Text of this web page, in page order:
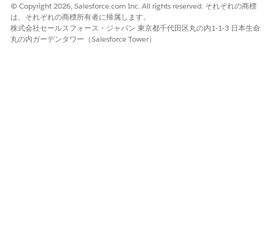
© Copyright 2026, Salesforce.com Inc. All rights reserved. それぞれの商標
は、それぞれの商標所有者に帰属します。
株式会社セールスフォース・ジャパン 東京都千代田区丸の内1-1-3 日本生命
丸の内ガーデンタワー（Salesforce Tower）